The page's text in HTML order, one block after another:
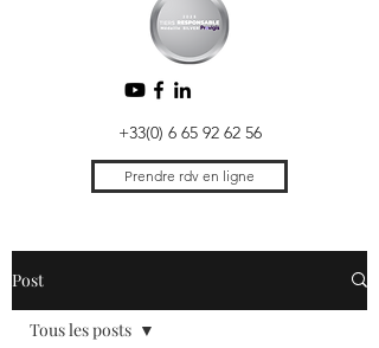
Prendre rdv en ligne
+33(0) 6 65 92 62 56
Post
Tous les posts